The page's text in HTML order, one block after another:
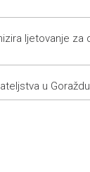
- Gunja
porijeklo
ljetovanje
u Goraždu